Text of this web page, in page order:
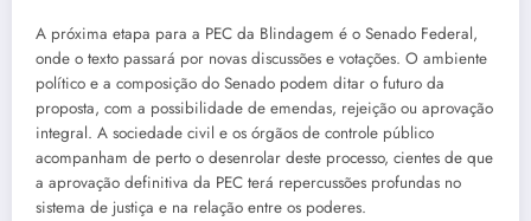
A próxima etapa para a PEC da Blindagem é o Senado Federal,
onde o texto passará por novas discussões e votações. O ambiente
político e a composição do Senado podem ditar o futuro da
proposta, com a possibilidade de emendas, rejeição ou aprovação
integral. A sociedade civil e os órgãos de controle público
acompanham de perto o desenrolar deste processo, cientes de que
a aprovação definitiva da PEC terá repercussões profundas no
sistema de justiça e na relação entre os poderes.